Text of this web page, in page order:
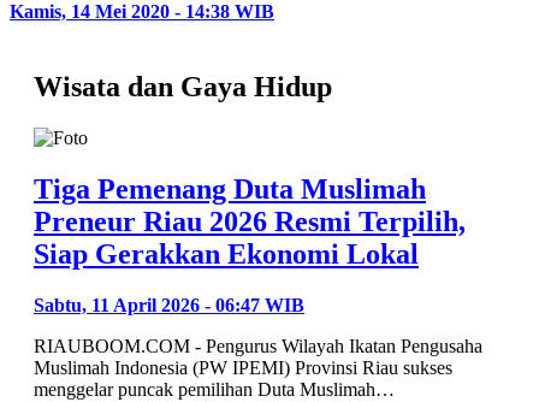
Kamis, 14 Mei 2020 - 14:38 WIB
Wisata dan Gaya Hidup
Tiga Pemenang Duta Muslimah
Preneur Riau 2026 Resmi Terpilih,
Siap Gerakkan Ekonomi Lokal
Sabtu, 11 April 2026 - 06:47 WIB
RIAUBOOM.COM - Pengurus Wilayah Ikatan Pengusaha
Muslimah Indonesia (PW IPEMI) Provinsi Riau sukses
menggelar puncak pemilihan Duta Muslimah…